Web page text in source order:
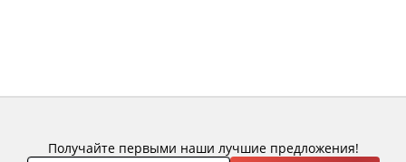
Получайте первыми наши лучшие предложения!